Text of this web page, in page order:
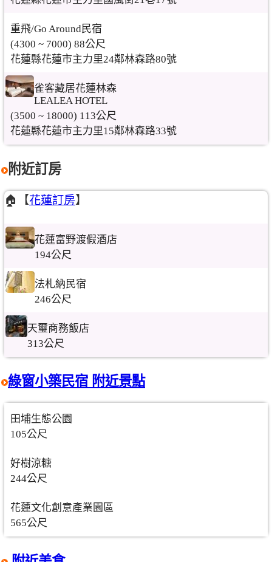
重飛/Go Around民宿
(4300 ~ 7000) 88公尺
花蓮縣花蓮市主力里24鄰林森路80號
雀客藏居花蓮林森
LEALEA HOTEL
(3500 ~ 18000) 113公尺
花蓮縣花蓮市主力里15鄰林森路33號
附近訂房
🏠【花蓮訂房】
花蓮富野渡假酒店
194公尺
法札納民宿
246公尺
天璽商務飯店
313公尺
綠窗小築民宿 附近景點
田埔生態公園
105公尺
好樹涼糖
244公尺
花蓮文化創意產業園區
565公尺